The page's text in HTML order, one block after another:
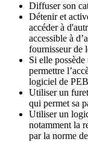
Diffuser son
Détenir et
accéder à
accessible à d’
fournisseur de
Si elle
permettre l’
logiciel de
Utiliser un
qui permet sa
Utiliser un
notamment la
par la norme